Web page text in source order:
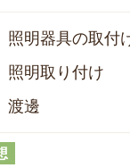
照明器具の取付
照明取り付け
渡邊